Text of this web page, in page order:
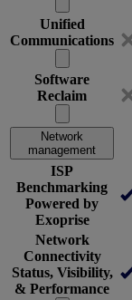
Unified
Communications
Software
Reclaim
Network
management
ISP
Benchmarking
Powered by
Exoprise
Network
Connectivity
Status, Visibility,
& Performance